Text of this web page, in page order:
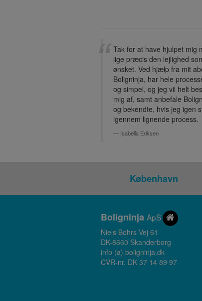
Tak for at have hjulpet mig
lige præcis den lejlighed
ønsket. Ved hjælp fra mit
Boligninja, har hele
og simpel, og jeg vil helt
mig af, samt anbefale
og bekendte, hvis jeg igen
igennem lignende process.
Isabella Eriksen
København
Boligninja ApS
Niels Bohrs Vej 61
DK-8660 Skanderborg
info (a) boligninja.dk
CVR-nr. DK 37 14 89 97